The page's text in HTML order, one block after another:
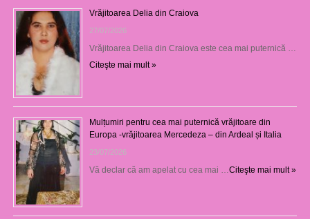
Vrăjitoarea Delia din Craiova
27/07/2026
Vrăjitoarea Delia din Craiova este cea mai puternică …
Citeşte mai mult »
Mulțumiri pentru cea mai puternică vrăjitoare din
Europa -vrăjitoarea Mercedeza – din Ardeal și Italia
23/07/2026
Vă declar că am apelat cu cea mai … Citeşte mai mult »